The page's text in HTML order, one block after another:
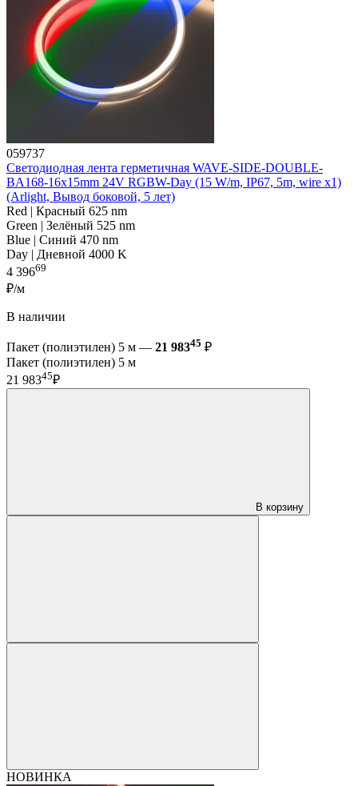
059737
Светодиодная лента герметичная WAVE-SIDE-DOUBLE-
BA168-16x15mm 24V RGBW-Day (15 W/m, IP67, 5m, wire x1)
(Arlight, Вывод боковой, 5 лет)
Red | Красный 625 nm
Green | Зелёный 525 nm
Blue | Синий 470 nm
Day | Дневной 4000 K
4 39669
₽/м
В наличии
Пакет (полиэтилен) 5 м — 21 98345 ₽
Пакет (полиэтилен) 5 м
21 98345₽
В корзину
НОВИНКА